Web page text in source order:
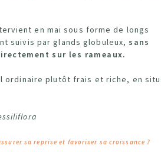
en mai sous forme de longs
suivis par glands globuleux, sans
sur les rameaux.
ordinaire plutôt frais et riche, en
sa reprise et favoriser sa croissance ?